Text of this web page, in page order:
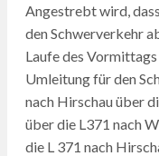
Angestrebt wird,
den Schwerverkehr
Laufe des
Umleitung für den
nach Hirschau über
über die L371 nach
die L 371 nach